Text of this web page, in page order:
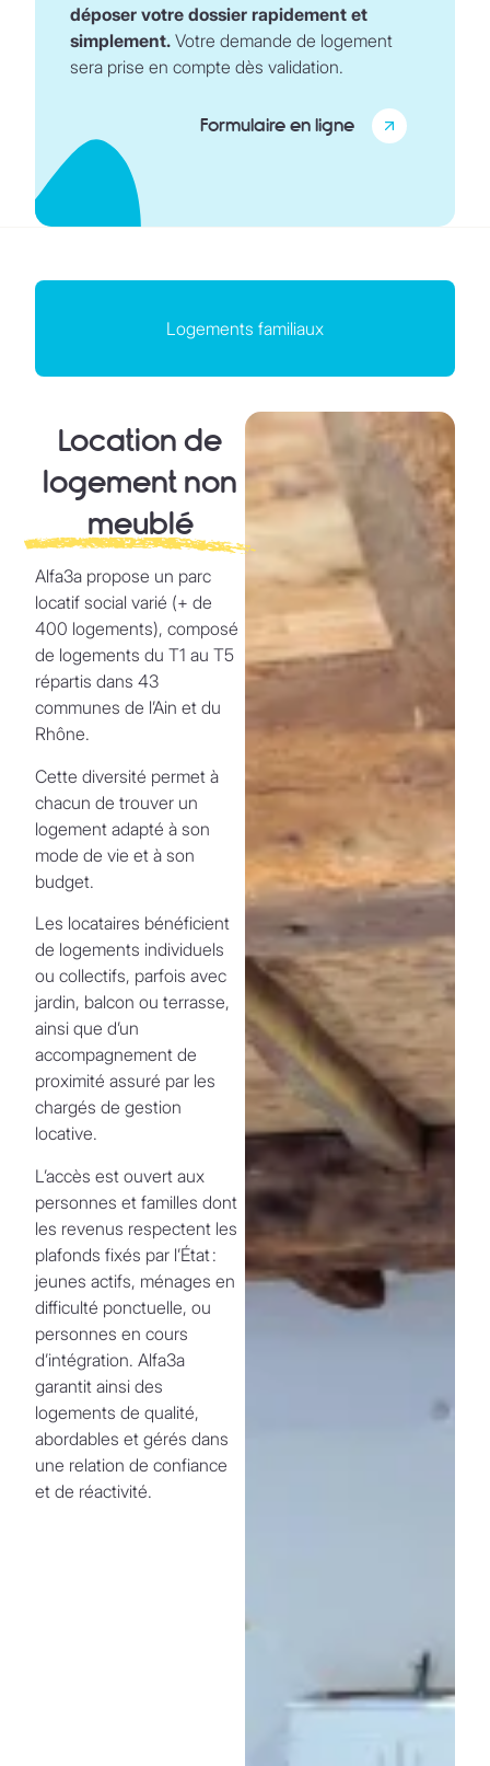
déposer votre dossier rapidement et
simplement. Votre demande de logement
sera prise en compte dès validation.
Formulaire en ligne
Logements familiaux
Location de
logement non
meublé
Alfa3a propose un parc
locatif social varié (+ de
400 logements), composé
de logements du T1 au T5
répartis dans 43
communes de l’Ain et du
Rhône.
Cette diversité permet à
chacun de trouver un
logement adapté à son
mode de vie et à son
budget.
Les locataires bénéficient
de logements individuels
ou collectifs, parfois avec
jardin, balcon ou terrasse,
ainsi que d’un
accompagnement de
proximité assuré par les
chargés de gestion
locative.
L’accès est ouvert aux
personnes et familles dont
les revenus respectent les
plafonds fixés par l’État :
jeunes actifs, ménages en
difficulté ponctuelle, ou
personnes en cours
d’intégration. Alfa3a
garantit ainsi des
logements de qualité,
abordables et gérés dans
une relation de confiance
et de réactivité.